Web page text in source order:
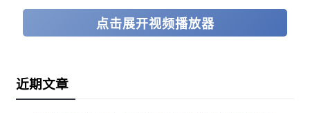
大获全胜。每个职业各有不同的策略可能性。
点击展开视频播放器
近期文章